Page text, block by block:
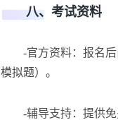
八、考试资料
-官方资料：报名后
模拟题）。
-辅导支持：提供免